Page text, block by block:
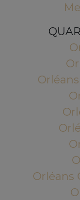
Orléans